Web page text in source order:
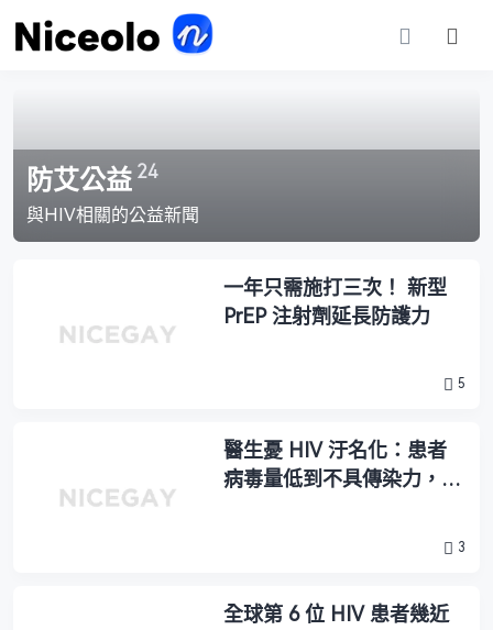
防艾公益 24
與HIV相關的公益新聞
一年只需施打三次！ 新型
PrEP 注射劑延長防護力
5
醫生憂 HIV 汙名化：患者
病毒量低到不具傳染力，但
3
全球第 6 位 HIV 患者幾近